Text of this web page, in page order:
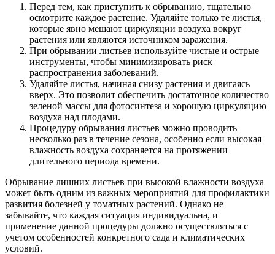
Перед тем, как приступить к обрыванию, тщательно
осмотрите каждое растение. Удаляйте только те листья,
которые явно мешают циркуляции воздуха вокруг
растения или являются источником заражения.
При обрывании листьев используйте чистые и острые
инструменты, чтобы минимизировать риск
распространения заболеваний.
Удаляйте листья, начиная снизу растения и двигаясь
вверх. Это позволит обеспечить достаточное количество
зеленой массы для фотосинтеза и хорошую циркуляцию
воздуха над плодами.
Процедуру обрывания листьев можно проводить
несколько раз в течение сезона, особенно если высокая
влажность воздуха сохраняется на протяжении
длительного периода времени.
Обрывание лишних листьев при высокой влажности воздуха
может быть одним из важных мероприятий для профилактики
развития болезней у томатных растений. Однако не
забывайте, что каждая ситуация индивидуальна, и
применение данной процедуры должно осуществляться с
учетом особенностей конкретного сада и климатических
условий.